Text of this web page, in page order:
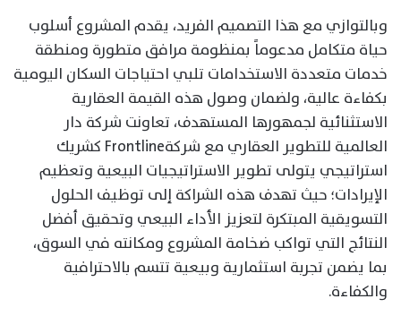
وبالتوازي مع هذا التصميم الفريد، يقدم المشروع أسلوب
حياة متكامل مدعوماً بمنظومة مرافق متطورة ومنطقة
خدمات متعددة الاستخدامات تلبي احتياجات السكان اليومية
بكفاءة عالية، ولضمان وصول هذه القيمة العقارية
الاستثنائية لجمهورها المستهدف، تعاونت شركة دار
العالمية للتطوير العقاري مع شركةFrontline كشريك
استراتيجي يتولى تطوير الاستراتيجيات البيعية وتعظيم
الإيرادات؛ حيث تهدف هذه الشراكة إلى توظيف الحلول
التسويقية المبتكرة لتعزيز الأداء البيعي وتحقيق أفضل
النتائج التي تواكب ضخامة المشروع ومكانته في السوق،
بما يضمن تجربة استثمارية وبيعية تتسم بالاحترافية
والكفاءة.